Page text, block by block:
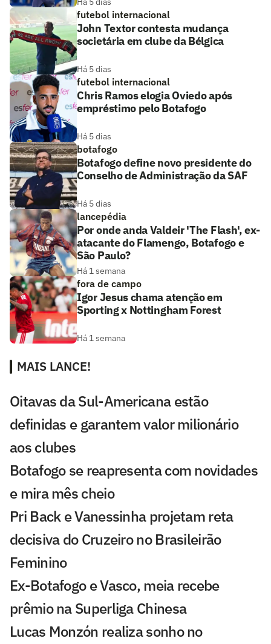
futebol internacional
John Textor contesta mudança
societária em clube da Bélgica
Há 5 dias
futebol internacional
Chris Ramos elogia Oviedo após
empréstimo pelo Botafogo
Há 5 dias
botafogo
Botafogo define novo presidente do
Conselho de Administração da SAF
Há 5 dias
lancepédia
Por onde anda Valdeir 'The Flash', ex-
atacante do Flamengo, Botafogo e
São Paulo?
Há 1 semana
fora de campo
Igor Jesus chama atenção em
Sporting x Nottingham Forest
Há 1 semana
MAIS LANCE!
Oitavas da Sul-Americana estão
definidas e garantem valor milionário
aos clubes
Botafogo se reapresenta com novidades
e mira mês cheio
Pri Back e Vanessinha projetam reta
decisiva do Cruzeiro no Brasileirão
Feminino
Ex-Botafogo e Vasco, meia recebe
prêmio na Superliga Chinesa
Lucas Monzón realiza sonho no